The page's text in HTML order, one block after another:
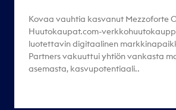
Kovaa vauhtia kasvanut Mezzoforte
Huutokaupat.com-
luotettavin digitaalinen
Partners vakuuttui yhtiön vankasta
asemasta, kasvupotentiaali..